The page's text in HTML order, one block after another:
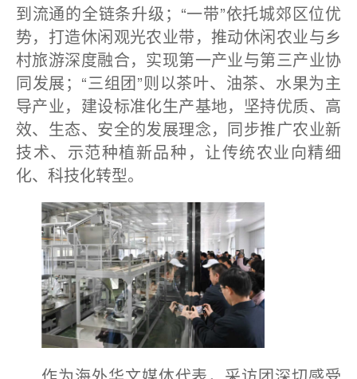
到流通的全链条升级；“一带”依托城郊区位优
势，打造休闲观光农业带，推动休闲农业与乡
村旅游深度融合，实现第一产业与第三产业协
同发展；“三组团”则以茶叶、油茶、水果为主
导产业，建设标准化生产基地，坚持优质、高
效、生态、安全的发展理念，同步推广农业新
技术、示范种植新品种，让传统农业向精细
化、科技化转型。